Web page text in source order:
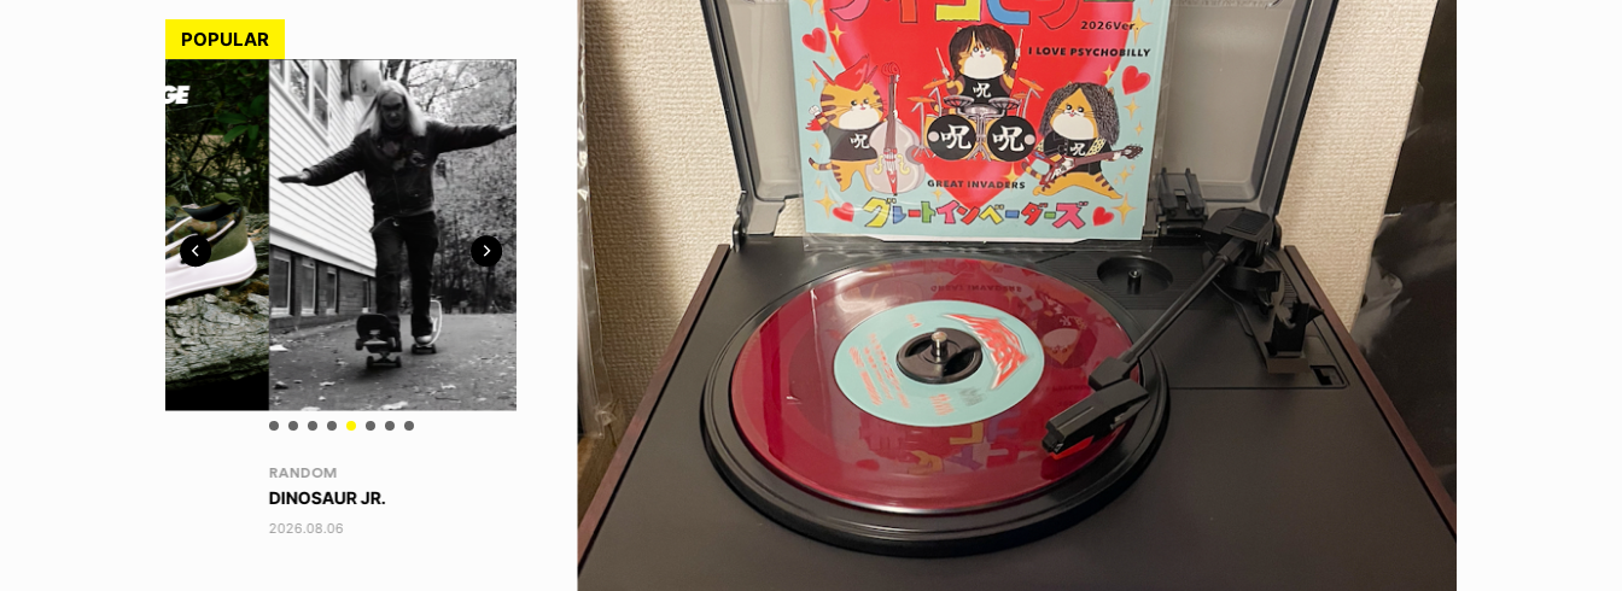
POPULAR
DINOSAUR JR.
VOICE OF FREEDOM
AKIRA OZAWA / 尾澤 彰
2021.09.02
VOICE OF FREEDOM
TONY ALVA (ENGLISH)
2026.08.07
IZURU NAGAHARA / 永原依弦